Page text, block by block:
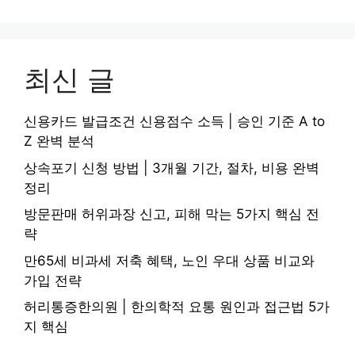
최신 글
신용카드 발급조건 신용점수 소득 | 승인 기준 A to
Z 완벽 분석
상속포기 신청 방법 | 3개월 기간, 절차, 비용 완벽
정리
방문판매 허위과장 신고, 피해 막는 5가지 핵심 전
략
만65세 비과세 저축 혜택, 노인 우대 상품 비교와
가입 전략
허리통증한의원 | 한의학적 요통 원인과 접근법 5가
지 핵심